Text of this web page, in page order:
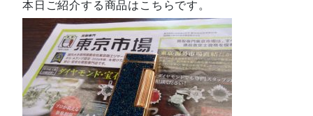
本日ご紹介する商品はこちらです。